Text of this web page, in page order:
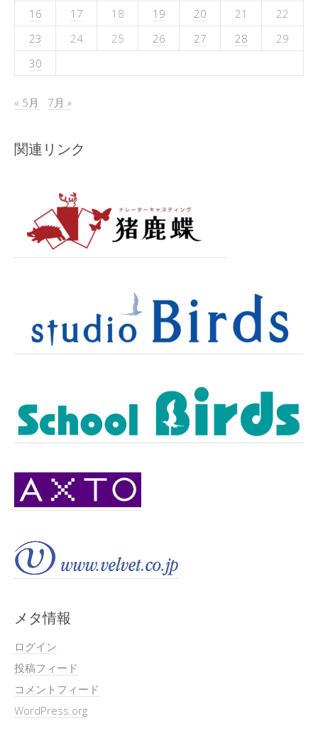
16
17 18 19 20 21
22
23
24 25 26 27 28
29
30
« 5月 7月 »
関連リンク
メタ情報
ログイン
投稿フィード
コメントフィード
WordPress.org